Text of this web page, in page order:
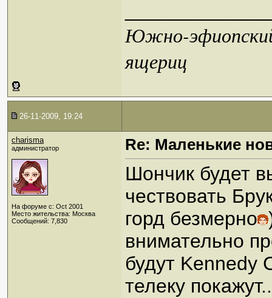
Южно-эфиопский
ящериц
26-11-2009, 19:24
charisma
администратор
На форуме с: Oct 2001
Место жительства: Москва
Сообщений: 7,830
Re: Маленькие
Шончик будет
чествовать
горд безмерно
внимательно
будут Kennedy
телеку